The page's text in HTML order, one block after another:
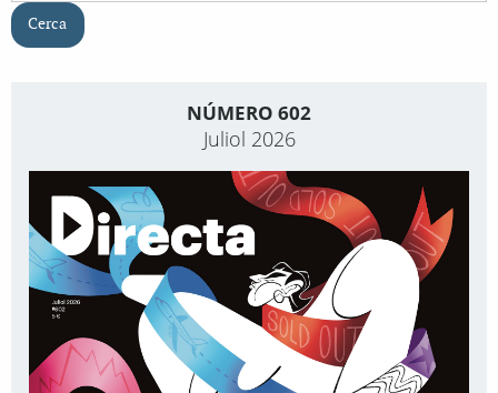
NÚMERO 602
Juliol 2026